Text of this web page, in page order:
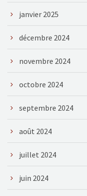
janvier 2025
décembre 2024
novembre 2024
octobre 2024
septembre 2024
août 2024
juillet 2024
juin 2024